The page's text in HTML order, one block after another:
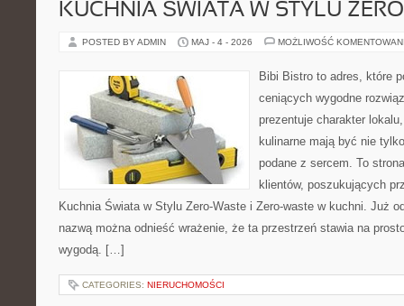
KUCHNIA ŚWIATA W STYLU
POSTED BY ADMIN MAJ - 4 - 2026 MOŻLIWOŚĆ
Bibi Bistro to adres, które
ceniących wygodne
prezentuje charakter
kulinarne mają być nie
podane z sercem. To
klientów, poszukujących
Kuchnia Świata w Stylu Zero-Waste i Zero-waste w kuchni. Już
nazwą można odnieść wrażenie, że ta przestrzeń stawia na
wygodą. […]
CATEGORIES: NIERUCHOMOŚCI